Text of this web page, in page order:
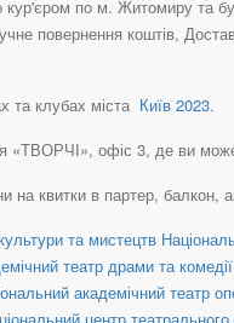
по м. Житомиру та
повернення коштів,
та клубах міста Київ 2023.
«ТВОРЧІ», офіс 3, де ви
на квитки в партер,
та мистецтв
театр драми та
академічний театр